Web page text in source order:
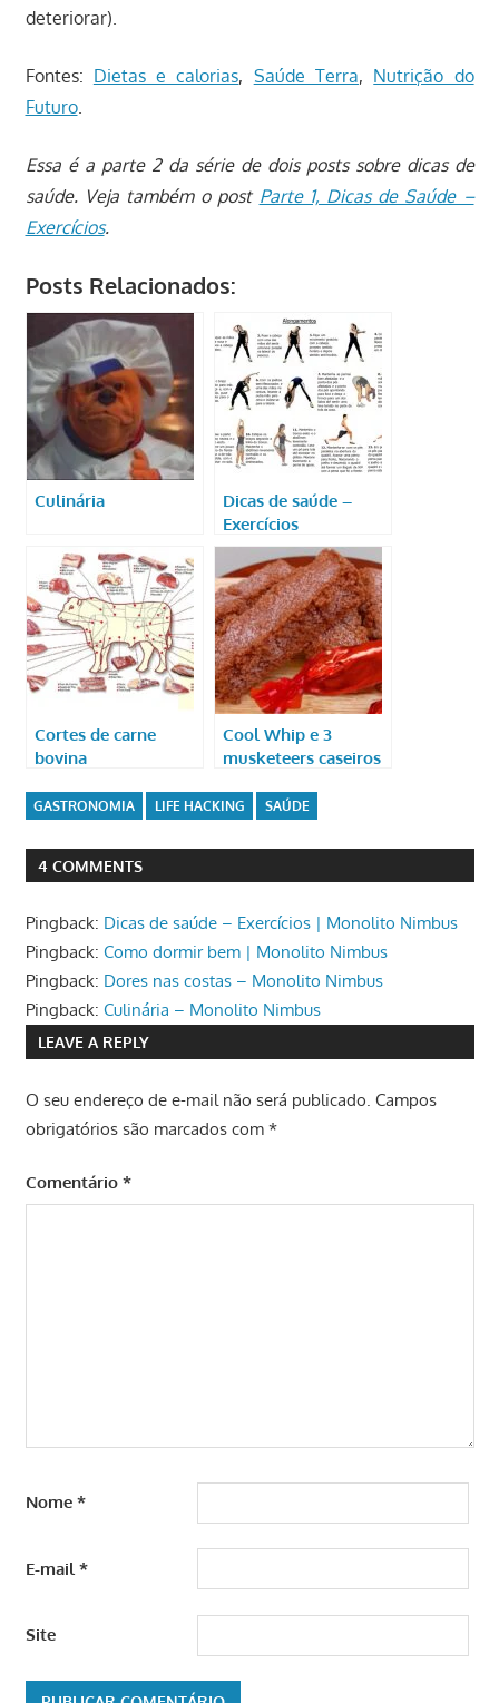
deteriorar).
Fontes: Dietas e calorias, Saúde Terra, Nutrição do
Futuro.
Essa é a parte 2 da série de dois posts sobre dicas de
saúde. Veja também o post Parte 1, Dicas de Saúde –
Exercícios.
Posts Relacionados:
Culinária
Dicas de saúde –
Exercícios
Cortes de carne
bovina
Cool Whip e 3
musketeers caseiros
GASTRONOMIA LIFE HACKING SAÚDE
4 COMMENTS
Pingback: Dicas de saúde – Exercícios | Monolito Nimbus
Pingback: Como dormir bem | Monolito Nimbus
Pingback: Dores nas costas – Monolito Nimbus
Pingback: Culinária – Monolito Nimbus
LEAVE A REPLY
O seu endereço de e-mail não será publicado. Campos
obrigatórios são marcados com *
Comentário *
Nome *
E-mail *
Site